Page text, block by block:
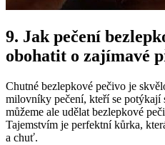
9. Jak pečení
obohatit⁣ o zajímavé
Chutné bezlepkové pečivo je
milovníky pečení, kteří ⁤se potýkají
můžeme ale udělat bezlepkové
Tajemstvím je perfektní kůrka,
a chuť.